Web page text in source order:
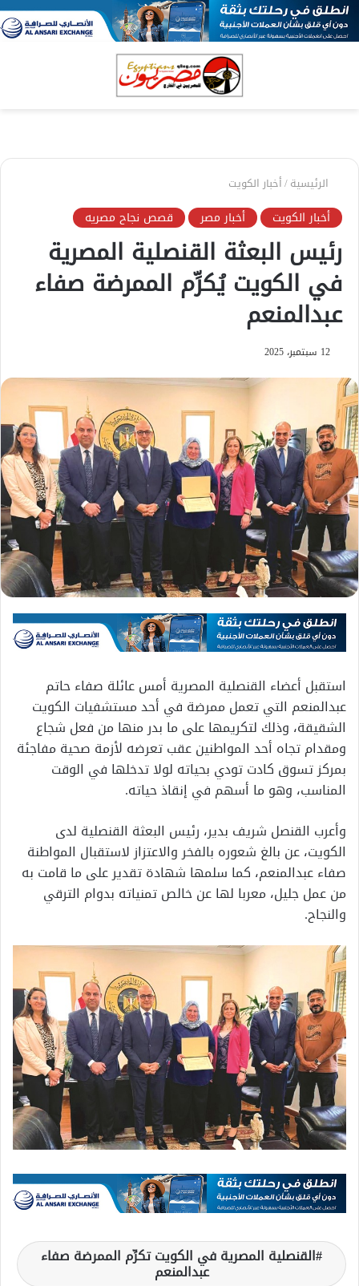
الرئيسية/أخبار الكويت
أخبار الكويت أخبار مصر قصص نجاح مصريه
رئيس البعثة القنصلية المصرية
في الكويت يُكرِّم الممرضة صفاء
عبدالمنعم
12 سبتمبر، 2025
استقبل أعضاء القنصلية المصرية أمس عائلة صفاء حاتم
عبدالمنعم التي تعمل ممرضة في أحد مستشفيات الكويت
الشقيقة، وذلك لتكريمها على ما بدر منها من فعل شجاع
ومقدام تجاه أحد المواطنين عقب تعرضه لأزمة صحية مفاجئة
بمركز تسوق كادت تودي بحياته لولا تدخلها في الوقت
المناسب، وهو ما أسهم في إنقاذ حياته.
وأعرب القنصل شريف بدير، رئيس البعثة القنصلية لدى
الكويت، عن بالغ شعوره بالفخر والاعتزاز لاستقبال المواطنة
صفاء عبدالمنعم، كما سلمها شهادة تقدير على ما قامت به
من عمل جليل، معربا لها عن خالص تمنياته بدوام الترقي
والنجاح.
القنصلية المصرية في الكويت تكرِّم الممرضة صفاء
عبدالمنعم